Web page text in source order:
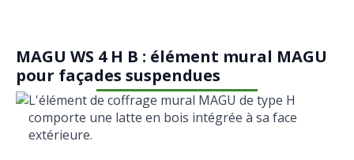
MAGU WS 4 H B : élément mural MAGU
pour façades suspendues
L'élément de coffrage mural MAGU de type H
comporte une latte en bois intégrée à sa face
extérieure.